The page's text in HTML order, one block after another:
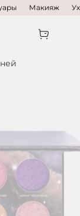
Макияж